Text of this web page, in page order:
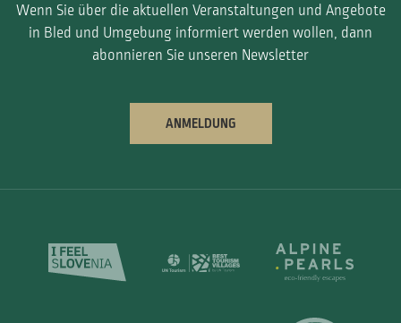
Wenn Sie über die aktuellen Veranstaltungen und Angebote
in Bled und Umgebung informiert werden wollen, dann
abonnieren Sie unseren Newsletter
ANMELDUNG